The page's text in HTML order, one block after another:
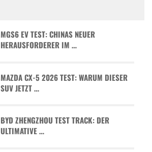
MGS6 EV TEST: CHINAS NEUER
HERAUSFORDERER IM …
MAZDA CX-5 2026 TEST: WARUM DIESER
SUV JETZT …
BYD ZHENGZHOU TEST TRACK: DER
ULTIMATIVE …